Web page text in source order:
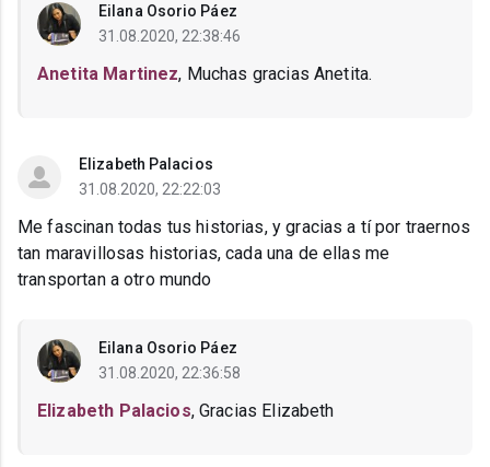
Eilana Osorio Páez
31.08.2020, 22:38:46
Anetita Martinez, Muchas gracias Anetita.
Elizabeth Palacios
31.08.2020, 22:22:03
Me fascinan todas tus historias, y gracias a tí por traernos
tan maravillosas historias, cada una de ellas me
transportan a otro mundo
Eilana Osorio Páez
31.08.2020, 22:36:58
Elizabeth Palacios, Gracias Elizabeth